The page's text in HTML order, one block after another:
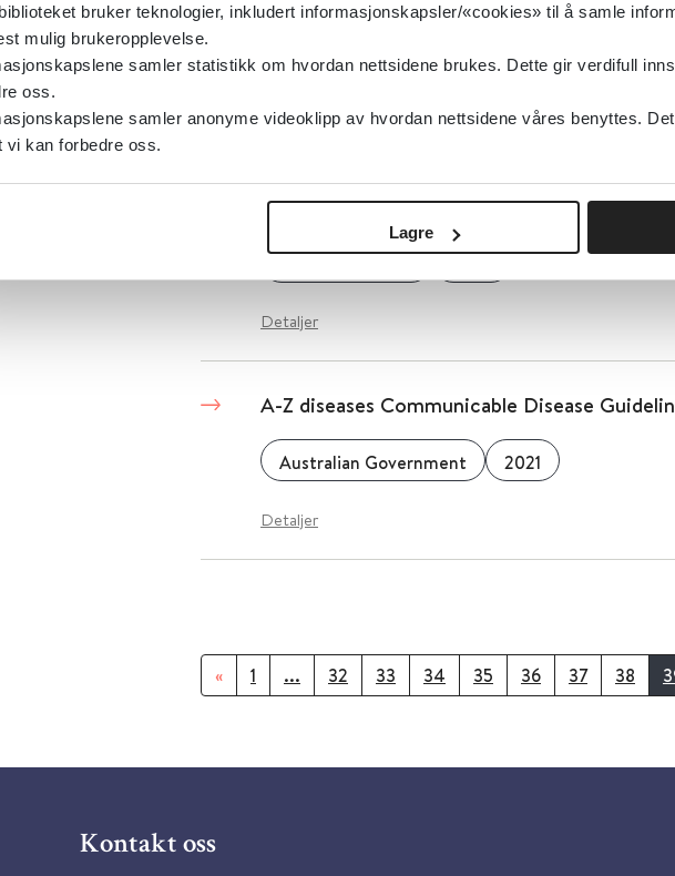
bruker teknologier, inkludert informasjonskapsler/«cookies» til å samle
mulig brukeropplevelse.
samler statistikk om hvordan nettsidene brukes. Dette gir verdifull
oss.
samler anonyme videoklipp av hvordan nettsidene våres benyttes.
vi kan forbedre oss.
Lagre
Ayurvedisk medisin mot schizofreni
Cochrane Library 2007
Detaljer
Azapironer ved generalisert angstlidelse
Detaljer
A-Z diseases Communicable Disease
Australian Government 2021
Detaljer
« 1 ... 32 33 34 35 36 37 38
Kontakt oss